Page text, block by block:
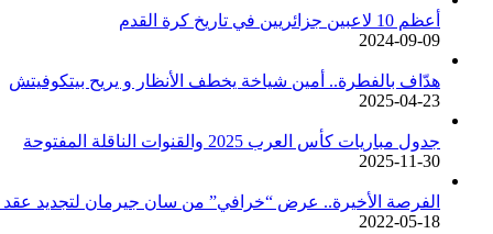
أعظم 10 لاعبين جزائريين في تاريخ كرة القدم
2024-09-09
هدّاف بالفطرة.. أمين شياخة يخطف الأنظار و يريح بيتكوفيتش
2025-04-23
جدول مباريات كأس العرب 2025 والقنوات الناقلة المفتوحة
2025-11-30
الفرصة الأخيرة.. عرض “خرافي” من سان جيرمان لتجديد عقد
2022-05-18